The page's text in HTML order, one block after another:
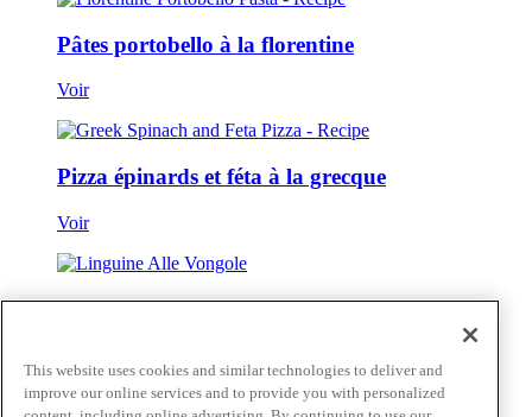
Pâtes portobello à la florentine
Voir
Pizza épinards et féta à la grecque
Voir
Linguine Alle Vongole
Voir tout
This website uses cookies and similar technologies to deliver and
improve our online services and to provide you with personalized